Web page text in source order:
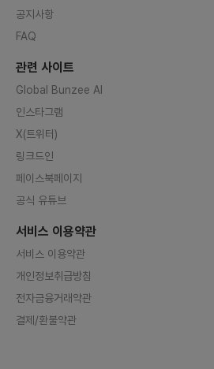
공지사항
FAQ
관련 사이트
Global Bunzee AI
인스타그램
X(트위터)
링크드인
페이스북페이지
공식 유튜브
서비스 이용약관
서비스 이용약관
개인정보취급방침
전자금융거래약관
결제/환불약관